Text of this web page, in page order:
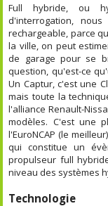
Full hybride, ou
d'interrogation,
rechargeable, parce
la ville, on peut
de garage pour se
question, qu'est-ce
Un Captur, c'est une
mais toute la
l'alliance Renault-
modèles. C'est une
l'EuroNCAP (le
qui constitue un
propulseur full
niveau des systèmes
Technologie